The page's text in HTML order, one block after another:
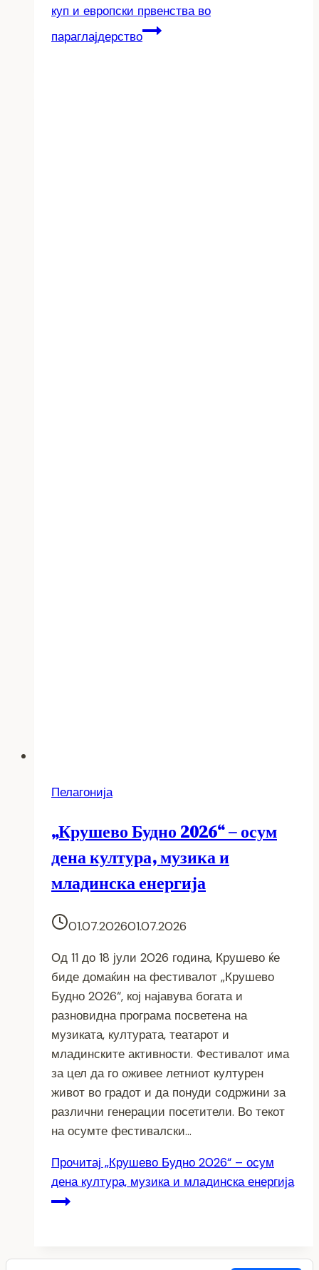
куп и европски првенства во
параглајдерство
Пелагонија
„Крушево Будно 2026“ – осум
дена култура, музика и
младинска енергија
01.07.202601.07.2026
Од 11 до 18 јули 2026 година, Крушево ќе
биде домаќин на фестивалот „Крушево
Будно 2026“, кој најавува богата и
разновидна програма посветена на
музиката, културата, театарот и
младинските активности. Фестивалот има
за цел да го оживее летниот културен
живот во градот и да понуди содржини за
различни генерации посетители. Во текот
на осумте фестивалски…
Прочитај „Крушево Будно 2026“ – осум
дена култура, музика и младинска енергија